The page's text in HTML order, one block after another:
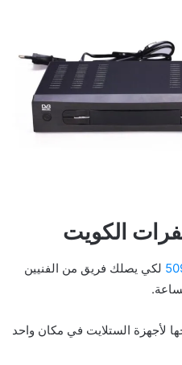
الكويت
لكي يصلك فريق من الفنيين
لأجهزة الستلايت في مكان واحد